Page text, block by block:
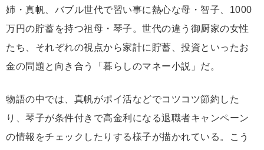
姉・真帆、バブル世代で習い事に熱心な母・智子、1000
万円の貯蓄を持つ祖母・琴子。世代の違う御厨家の女性
たち、それぞれの視点から家計に貯蓄、投資といったお
金の問題と向き合う「暮らしのマネー小説」だ。
物語の中では、真帆がポイ活などでコツコツ節約した
り、琴子が条件付きで高金利になる退職者キャンペーン
の情報をチェックしたりする様子が描かれている。こう